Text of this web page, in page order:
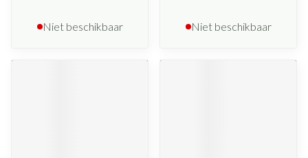
Niet beschikbaar Niet beschikbaar